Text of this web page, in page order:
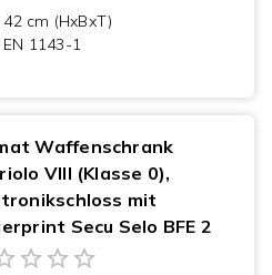
cm (HxBxT)
1143-1
Waffenschrank
VIII (Klasse 0),
mit
Secu Selo BFE 2